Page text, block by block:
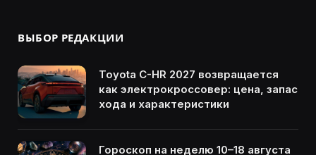
ВЫБОР РЕДАКЦИИ
Toyota C-HR 2027 возвращается
как электрокроссовер: цена, запас
хода и характеристики
Гороскоп на неделю 10–18 августа